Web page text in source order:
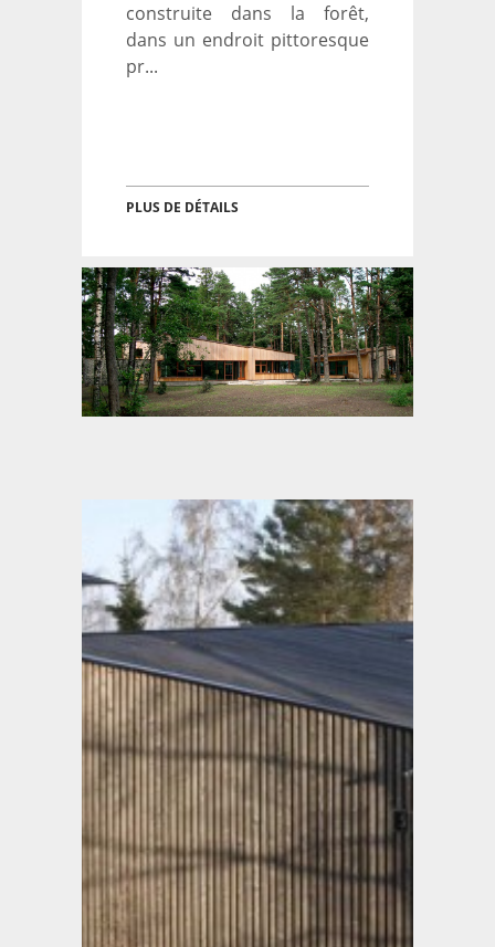
construite dans la forêt,
dans un endroit pittoresque
pr...
PLUS DE DÉTAILS